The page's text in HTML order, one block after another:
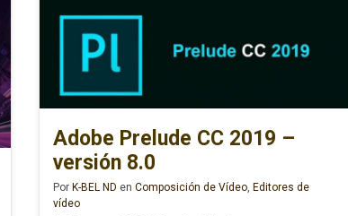
Adobe Prelude CC 2019 –
versión 8.0
Por K-BEL ND en Composición de Vídeo, Editores de
vídeo